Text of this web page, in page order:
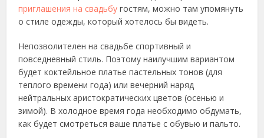
приглашения на свадьбу гостям, можно там упомянуть
о стиле одежды, который хотелось бы видеть.
Непозволителен на свадьбе спортивный и
повседневный стиль. Поэтому наилучшим вариантом
будет коктейльное платье пастельных тонов (для
теплого времени года) или вечерний наряд
нейтральных аристократических цветов (осенью и
зимой). В холодное время года необходимо обдумать,
как будет смотреться ваше платье с обувью и пальто.